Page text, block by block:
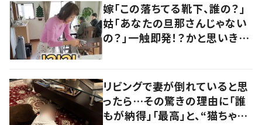
嫁「この落ちてる靴下、誰の？」
姑「あなたの旦那さんじゃない
の？」一触即発！？かと思いき
リビングで妻が倒れていると思
ったら…その驚きの理由に「誰
もが納得」「最高」と、“猫ちゃん